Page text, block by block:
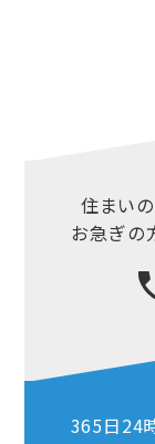
住まい
お急ぎの
365日24